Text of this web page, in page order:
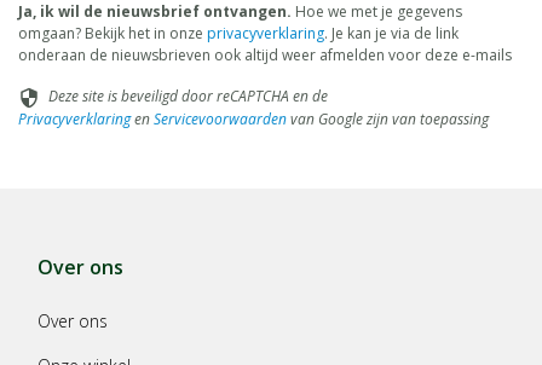
Ja, ik wil de nieuwsbrief ontvangen. Hoe we met je gegevens
omgaan? Bekijk het in onze privacyverklaring. Je kan je via de link
onderaan de nieuwsbrieven ook altijd weer afmelden voor deze e-mails
security Deze site is beveiligd door reCAPTCHA en de
PrivacyverklaringenServicevoorwaardenvan Google zijn van toepassing
Over ons
Over ons